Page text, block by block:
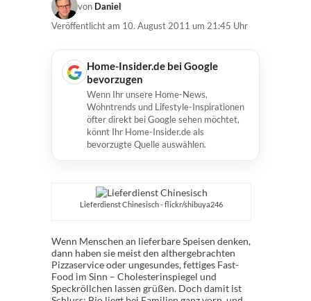
von Daniel
Veröffentlicht am 10. August 2011 um 21:45 Uhr
Home-Insider.de bei Google
bevorzugen
Wenn Ihr unsere Home-News,
Wohntrends und Lifestyle-Inspirationen
öfter direkt bei Google sehen möchtet,
könnt Ihr Home-Insider.de als
bevorzugte Quelle auswählen.
Lieferdienst Chinesisch - flickr/shibuya246
Wenn Menschen an lieferbare Speisen denken,
dann haben sie meist den althergebrachten
Pizzaservice oder ungesundes, fettiges Fast-
Food im Sinn – Cholesterinspiegel und
Speckröllchen lassen grüßen. Doch damit ist